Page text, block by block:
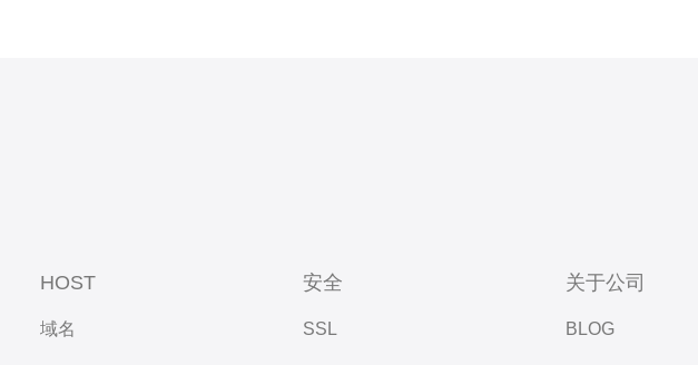
HOST
域名
安全
SSL
关于公司
BLOG